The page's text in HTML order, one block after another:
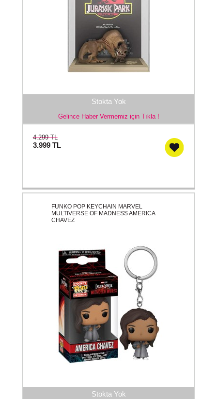
Stokta Yok
Gelince Haber Vermemiz için Tıkla !
4.299 TL
3.999 TL
Stokta Yok
FUNKO POP KEYCHAIN MARVEL
MULTIVERSE OF MADNESS AMERICA
CHAVEZ